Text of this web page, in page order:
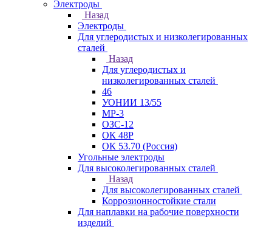
Электроды
Назад
Электроды
Для углеродистых и низколегированных
сталей
Назад
Для углеродистых и
низколегированных сталей
46
УОНИИ 13/55
МР-3
ОЗС-12
ОК 48Р
ОК 53.70 (Россия)
Угольные электроды
Для высоколегированных сталей
Назад
Для высоколегированных сталей
Коррозионностойкие стали
Для наплавки на рабочие поверхности
изделий